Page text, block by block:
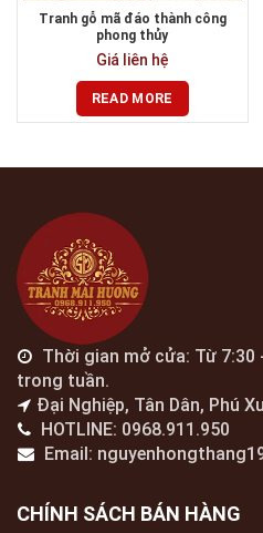
Tranh gỗ mã đáo thành công
phong thủy
Giá liên hệ
READ MORE
Thời gian mở cửa: Từ
trong tuần.
Đại Nghiệp, Tân Dân, Phú
HOTLINE: 0968.911.950
Email:
CHÍNH SÁCH BÁN HÀNG